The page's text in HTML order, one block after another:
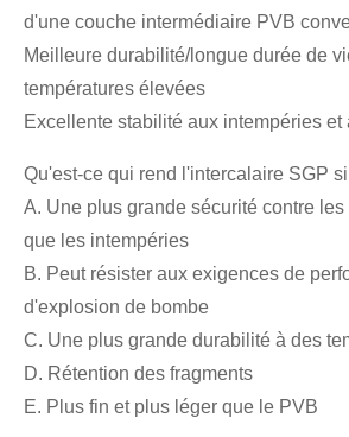
d'une couche intermédiaire PVB
Meilleure durabilité/longue durée de
températures élevées
Excellente stabilité aux intempéries et
Qu'est-ce qui rend l'intercalaire SGP
A. Une plus grande sécurité contre
que les intempéries
B. Peut résister aux exigences de
d'explosion de bombe
C. Une plus grande durabilité à des
D. Rétention des fragments
E. Plus fin et plus léger que le PVB